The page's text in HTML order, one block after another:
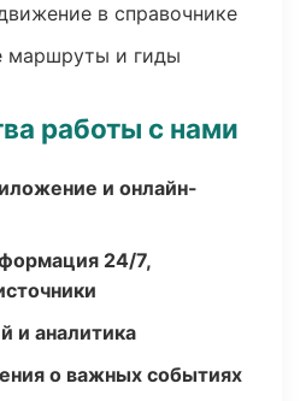
в справочнике
маршруты и гиды
работы с нами
и онлайн-
24/7,
и аналитика
о важных событиях